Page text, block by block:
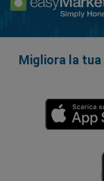
Migliora la